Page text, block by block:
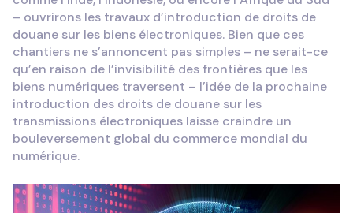
ENGLISH
– ouvrirons les travaux d’introduction de droits de
douane sur les biens électroniques. Bien que ces
chantiers ne s’annoncent pas simples – ne serait-ce
qu’en raison de l’invisibilité des frontières que les
biens numériques traversent – l’idée de la prochaine
introduction des droits de douane sur les
transmissions électroniques laisse craindre un
bouleversement global du commerce mondial du
numérique.